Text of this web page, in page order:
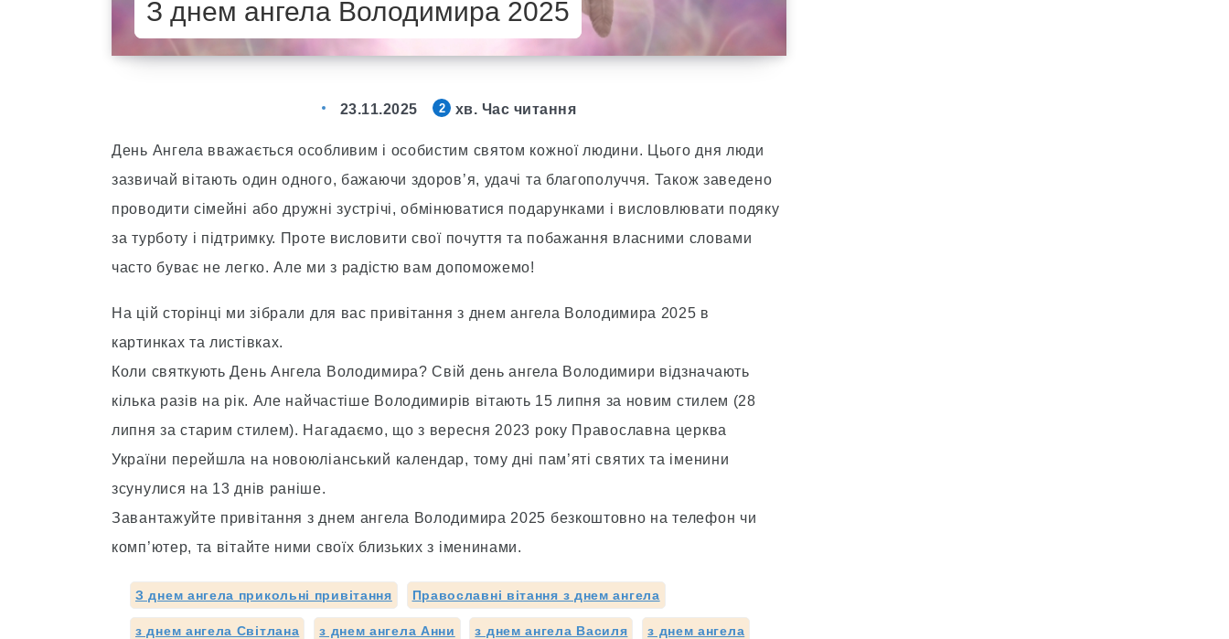
З днем ангела Володимира 2025
23.11.2025 2 хв. Час читання
День Ангела вважається особливим і особистим святом кожної людини. Цього дня люди
зазвичай вітають один одного, бажаючи здоров’я, удачі та благополуччя. Також заведено
проводити сімейні або дружні зустрічі, обмінюватися подарунками і висловлювати подяку
за турботу і підтримку. Проте висловити свої почуття та побажання власними словами
часто буває не легко. Але ми з радістю вам допоможемо!
На цій сторінці ми зібрали для вас привітання з днем ангела Володимира 2025 в
картинках та листівках.
Коли святкують День Ангела Володимира? Свій день ангела Володимири відзначають
кілька разів на рік. Але найчастіше Володимирів вітають 15 липня за новим стилем (28
липня за старим стилем). Нагадаємо, що з вересня 2023 року Православна церква
України перейшла на новоюліанський календар, тому дні пам’яті святих та іменини
зсунулися на 13 днів раніше.
Завантажуйте привітання з днем ангела Володимира 2025 безкоштовно на телефон чи
комп’ютер, та вітайте ними своїх близьких з іменинами.
З днем ангела прикольні привітання Православні вітання з днем ангела
з днем ангела Світлана з днем ангела Анни з днем ангела Василя з днем ангела